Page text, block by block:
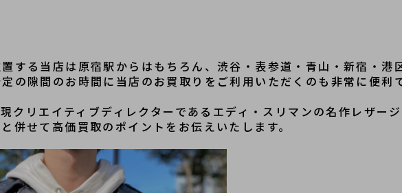
する当店は原宿駅からはもちろん、渋谷・表参道・青山・新宿・港
の隙間のお時間に当店のお買取りをご利用いただくのも非常に便利
クリエイティブディレクターであるエディ・スリマンの名作レザー
併せて高価買取のポイントをお伝えいたします。